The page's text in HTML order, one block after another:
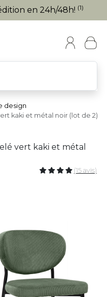
en 24h/48h! (1)
design
kaki et métal noir (lot de 2)
vert kaki et métal
(15 avis)